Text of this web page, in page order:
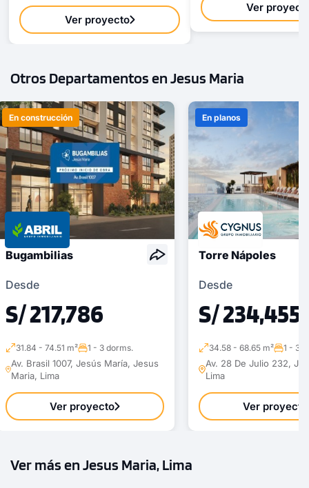
Ver proyecto
Ver
Otros Departamentos en Jesus Maria
En construcción
Bugambilias
Desde
S/ 217,786
31.84 - 74.51 m² 1 - 3 dorms.
Av. Brasil 1007, Jesús María, Jesus
Maria, Lima
Ver proyecto
En planos
Torre Nápoles
Desde
S/ 234,455
34.58 - 68.65 m² 1 - 3
Av. 28 De Julio 232,
Lima
Ver proyecto
Ver más en Jesus Maria, Lima